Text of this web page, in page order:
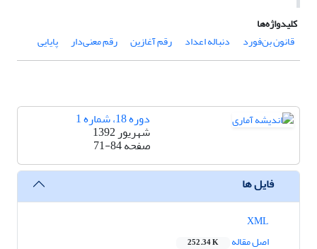
کلیدواژه‌ها
قانون بن‌فورد
دنباله اعداد رقم آغازین رقم معنی‌دار پایایی
دوره 18، شماره 1
شهریور 1392
صفحه71-84
فایل ها
اصل مقاله
252.34 K